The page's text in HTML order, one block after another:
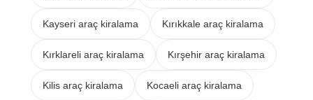
Kayseri araç kiralama Kırıkkale araç kiralama
Kırklareli araç kiralama Kırşehir araç kiralama
Kilis araç kiralama Kocaeli araç kiralama